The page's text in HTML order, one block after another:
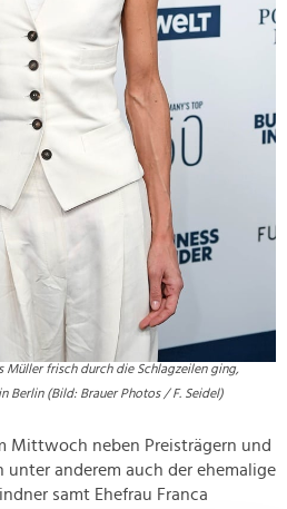
Müller frisch durch die Schlagzeilen ging,
Berlin (Bild: Brauer Photos / F. Seidel)
Mittwoch neben Preisträgern und
anderem auch der ehemalige
samt Ehefrau Franca